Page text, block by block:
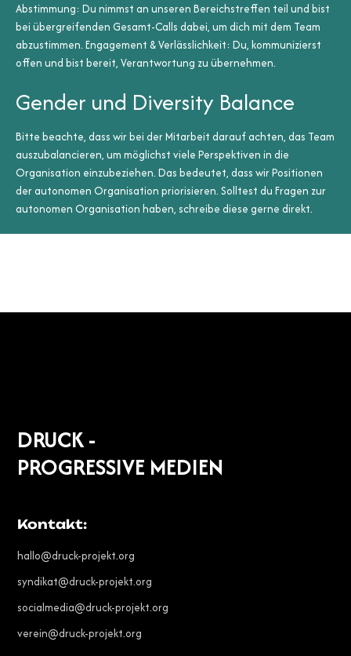
Abstimmung: Du nimmst an unseren Bereichs­treffen teil und bist
bei übergreifenden Gesamt-Calls dabei, um dich mit dem Team
abzustimmen. Engagement & Verlässlichkeit: Du, kommunizierst
offen und bist bereit, Verantwortung zu übernehmen.
Gender und Diversity Balance
Bitte beachte, dass wir bei der Mitarbeit darauf achten, das Team
auszubalancieren, um möglichst viele Perspektiven in die
Organisation einzubeziehen. Das bedeutet, dass wir Positionen
der autonomen Organisation priorisieren. Solltest du Fragen zur
autonomen Organisation haben, schreibe diese gerne direkt.
DRUCK -
PROGRESSIVE MEDIEN
Kontakt:
hallo@druck-projekt.org
syndikat@druck-projekt.org
socialmedia@druck-projekt.org
verein@druck-projekt.org